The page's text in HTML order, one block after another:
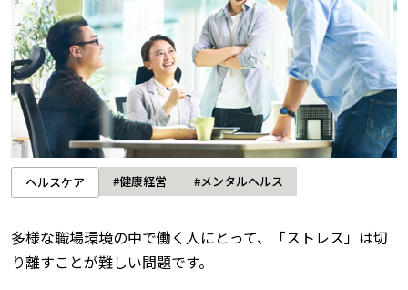
ヘルスケア #健康経営 #メンタルヘルス
多様な職場環境の中で働く人にとって、「ストレス」は切
り離すことが難しい問題です。